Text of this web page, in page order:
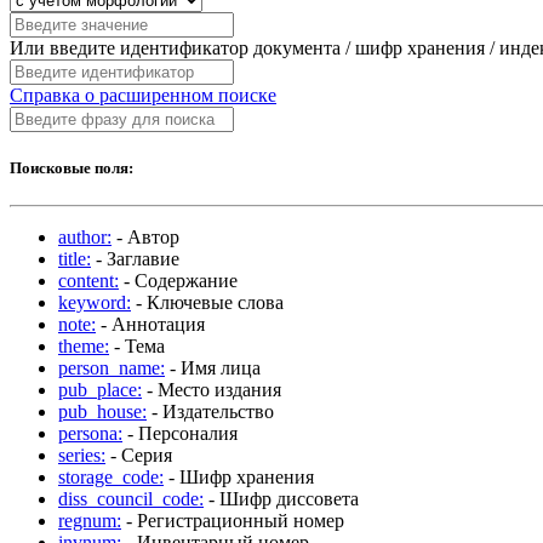
Или введите идентификатор документа / шифр хранения /
Справка о расширенном поиске
Поисковые поля:
author: - Автор
title: - Заглавие
content: - Содержание
keyword: - Ключевые слова
note: - Аннотация
theme: - Тема
person_name: - Имя лица
pub_place: - Место издания
pub_house: - Издательство
persona: - Персоналия
series: - Серия
storage_code: - Шифр хранения
diss_council_code: - Шифр диссовета
regnum: - Регистрационный номер